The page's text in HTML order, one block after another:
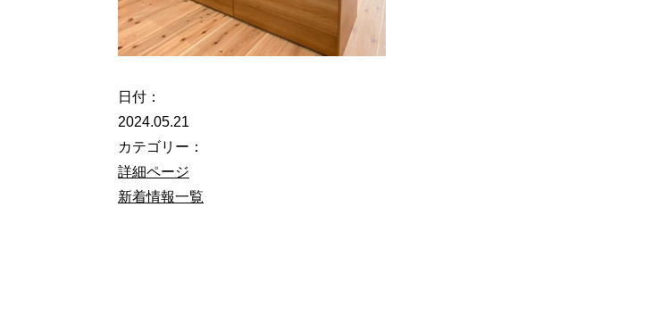
日付：
2024.05.21
カテゴリー：
詳細ページ
新着情報一覧